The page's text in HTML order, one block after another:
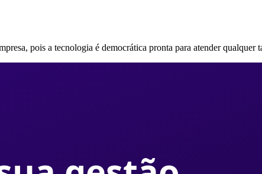
pois a tecnologia é democrática pronta para atender qualquer